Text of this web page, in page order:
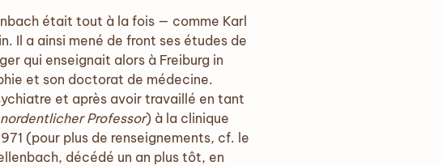
était tout à la fois — comme Karl
Il a ainsi mené de front ses études de
qui enseignait alors à Freiburg in
et son doctorat de médecine.
et après avoir travaillé en tant
Professor) à la clinique
(pour plus de renseignements, cf. le
décédé un an plus tôt, en